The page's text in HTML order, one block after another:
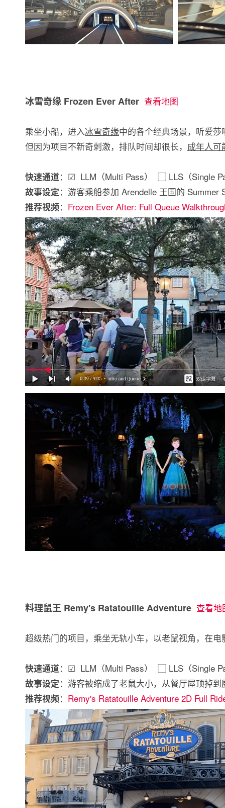
冰雪奇缘 Frozen Ever After 查看地图
乘坐小船，进入冰雪奇缘中的各个经典场景，听爱
但因为项目不新奇刺激，排队时间却很长， 成年人可
快速通道：☑ LLM（Multi Pass） ▢ LLS（Single
故事设定：游客乘船参加 Arendelle 王国的
推荐视频： Frozen Ever After: Full Queue
料理鼠王 Remy's Ratatouille Adventure 查看地
超级热门的项目，乘坐无轨小车，以老鼠视角，在
快速通道：☑ LLM（Multi Pass） ▢ LLS（Single
故事设定：游客被缩成了老鼠大小，从餐厅屋顶掉
推荐视频： Remy's Ratatouille Adventure 2D Full